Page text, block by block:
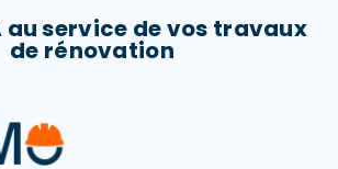
au service de vos travaux
de rénovation​